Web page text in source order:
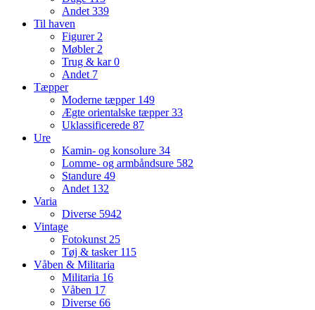
Andet339
Til haven
Figurer2
Møbler2
Trug & kar0
Andet 7
Tæpper
Moderne tæpper 149
Ægte orientalske tæpper33
Uklassificerede 87
Ure
Kamin- og konsolure 34
Lomme- og armbåndsure 582
Standure 49
Andet 132
Varia
Diverse 5942
Vintage
Fotokunst25
Tøj & tasker 115
Våben & Militaria
Militaria 16
Våben 17
Diverse 66